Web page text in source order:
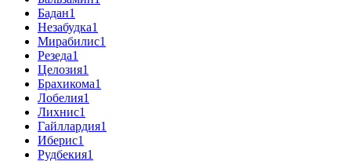
Бадан1
Незабудка1
Мирабилис1
Резеда1
Целозия1
Брахикома1
Лобелия1
Лихнис1
Гайллардия1
Иберис1
Рудбекия1